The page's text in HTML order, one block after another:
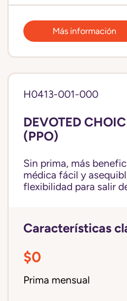
Más información
H0413-001-000
DEVOTED
(PPO)
Sin prima, más
médica fácil y
flexibilidad para salir
Características
$0
Prima mensual